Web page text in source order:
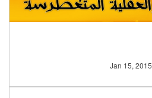
Jan 15, 2015